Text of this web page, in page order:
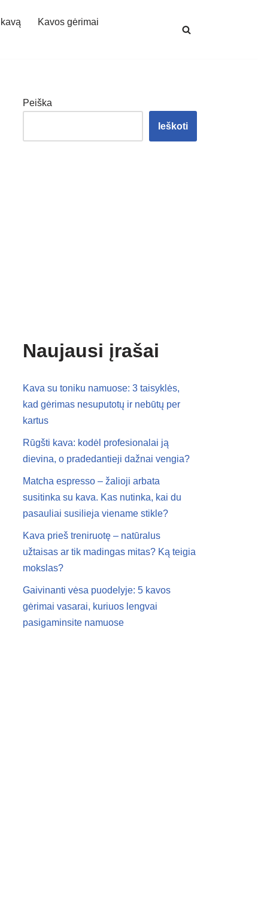
Kavos gėrimai
Peiška
Ieškoti
Naujausi įrašai
Kava su toniku namuose: 3 taisyklės,
kad gėrimas nesuputotų ir nebūtų per
kartus
Rūgšti kava: kodėl profesionalai ją
dievina, o pradedantieji dažnai vengia?
Matcha espresso – žalioji arbata
susitinka su kava. Kas nutinka, kai du
pasauliai susilieja viename stikle?
Kava prieš treniruotę – natūralus
užtaisas ar tik madingas mitas? Ką teigia
mokslas?
Gaivinanti vėsa puodelyje: 5 kavos
gėrimai vasarai, kuriuos lengvai
pasigaminsite namuose